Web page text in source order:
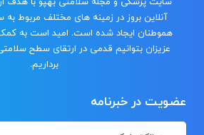
آنلاین بروز در زمینه های مختلف مربوط
هموطنان ایجاد شده است. امید است به کمک
عزیزان بتوانیم قدمی در ارتقای سطح
برداریم.
عضویت در خبرنامه